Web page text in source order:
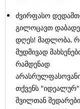
ძვირფასო
გილოცავთ
დღეს! მადლობა,
მუდმივად
რამდენად
თქვენს "იდეალურ"
შვილთან